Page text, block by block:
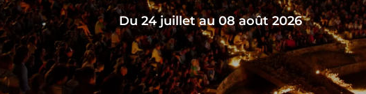
Du 24 juillet au 08 août 2026